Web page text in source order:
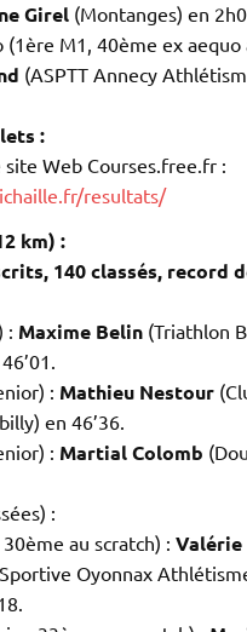
Girel (Montanges) en
(1ère M1, 40ème ex aequo
(ASPTT Annecy
:
Web Courses.free.fr :
resultats/
km) :
140 classés, record
: Maxime Belin (Triathlon
: Mathieu Nestour
en 46’36.
: Martial Colomb
:
au scratch) : Valérie
Oyonnax